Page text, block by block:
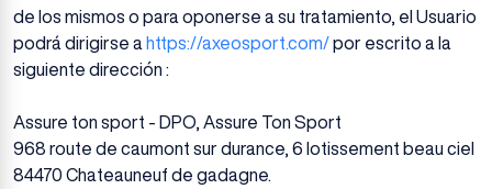
de los mismos o para oponerse a su tratamiento, el Usuario
podrá dirigirse a https://axeosport.com/por escrito a la
siguiente dirección :
Assure ton sport - DPO, Assure Ton Sport
968 route de caumont sur durance, 6 lotissement beau ciel
84470 Chateauneuf de gadagne.